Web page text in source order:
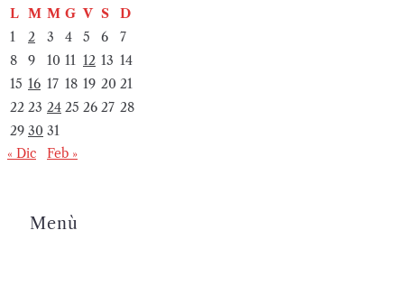
L M M G V S
D
1
2 3 4 5 6
7
8
9 10 11 12 13 14
15 16 17 18 19 20 21
22 23 24 25 26 27 28
29 30 31
« Dic
Feb »
Menù